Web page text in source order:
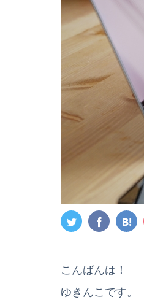
こんばんは！
ゆきんこです。